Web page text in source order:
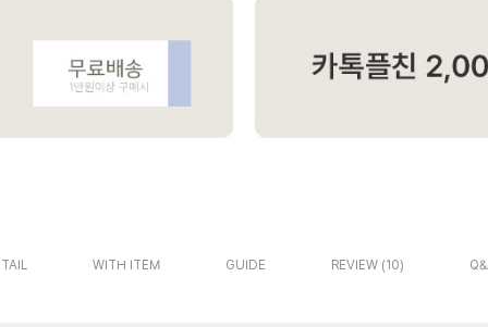
WITH ITEM GUIDE REVIEW 10